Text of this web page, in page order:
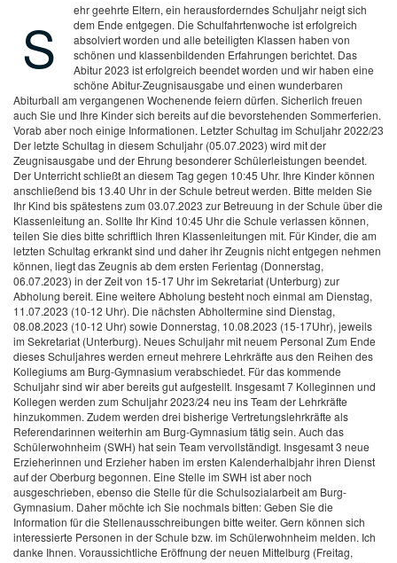
S
ehr geehrte Eltern, ein herausforderndes Schuljahr neigt sich
dem Ende entgegen. Die Schulfahrtenwoche ist erfolgreich
absolviert worden und alle beteiligten Klassen haben von
schönen und klassenbildenden Erfahrungen berichtet. Das
Abitur 2023 ist erfolgreich beendet worden und wir haben eine
schöne Abitur-Zeugnisausgabe und einen wunderbaren
Abiturball am vergangenen Wochenende feiern dürfen. Sicherlich freuen
auch Sie und Ihre Kinder sich bereits auf die bevorstehenden Sommerferien.
Vorab aber noch einige Informationen. Letzter Schultag im Schuljahr 2022/23
Der letzte Schultag in diesem Schuljahr (05.07.2023) wird mit der
Zeugnisausgabe und der Ehrung besonderer Schülerleistungen beendet.
Der Unterricht schließt an diesem Tag gegen 10:45 Uhr. Ihre Kinder können
anschließend bis 13.40 Uhr in der Schule betreut werden. Bitte melden Sie
Ihr Kind bis spätestens zum 03.07.2023 zur Betreuung in der Schule über die
Klassenleitung an. Sollte Ihr Kind 10:45 Uhr die Schule verlassen können,
teilen Sie dies bitte schriftlich Ihren Klassenleitungen mit. Für Kinder, die am
letzten Schultag erkrankt sind und daher ihr Zeugnis nicht entgegen nehmen
können, liegt das Zeugnis ab dem ersten Ferientag (Donnerstag,
06.07.2023) in der Zeit von 15-17 Uhr im Sekretariat (Unterburg) zur
Abholung bereit. Eine weitere Abholung besteht noch einmal am Dienstag,
11.07.2023 (10-12 Uhr). Die nächsten Abholtermine sind Dienstag,
08.08.2023 (10-12 Uhr) sowie Donnerstag, 10.08.2023 (15-17Uhr), jeweils
im Sekretariat (Unterburg). Neues Schuljahr mit neuem Personal Zum Ende
dieses Schuljahres werden erneut mehrere Lehrkräfte aus den Reihen des
Kollegiums am Burg-Gymnasium verabschiedet. Für das kommende
Schuljahr sind wir aber bereits gut aufgestellt. Insgesamt 7 Kolleginnen und
Kollegen werden zum Schuljahr 2023/24 neu ins Team der Lehrkräfte
hinzukommen. Zudem werden drei bisherige Vertretungslehrkräfte als
Referendarinnen weiterhin am Burg-Gymnasium tätig sein. Auch das
Schülerwohnheim (SWH) hat sein Team vervollständigt. Insgesamt 3 neue
Erzieherinnen und Erzieher haben im ersten Kalenderhalbjahr ihren Dienst
auf der Oberburg begonnen. Eine Stelle im SWH ist aber noch
ausgeschrieben, ebenso die Stelle für die Schulsozialarbeit am Burg-
Gymnasium. Daher möchte ich Sie nochmals bitten: Geben Sie die
Information für die Stellenausschreibungen bitte weiter. Gern können sich
interessierte Personen in der Schule bzw. im Schülerwohnheim melden. Ich
danke Ihnen. Voraussichtliche Eröffnung der neuen Mittelburg (Freitag,